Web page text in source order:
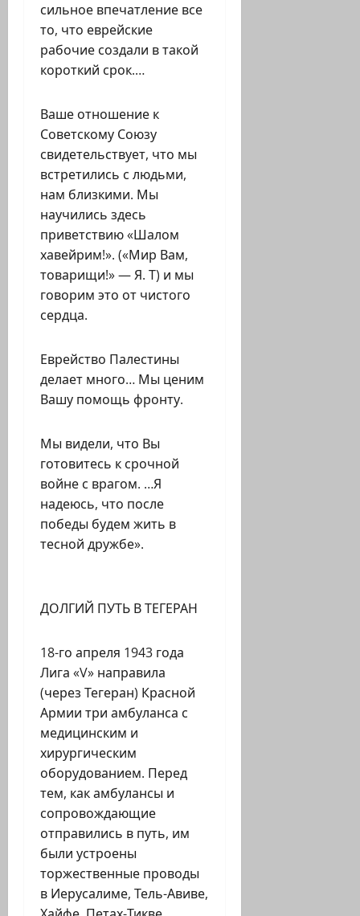
сильное впечатление все
то, что еврейские
рабочие создали в такой
короткий срок.…
Ваше отношение к
Советскому Союзу
свидетельствует, что мы
встретились с людьми,
нам близкими. Мы
научились здесь
приветствию «Шалом
хавейрим!». («Мир Вам,
товарищи!» — Я. Т) и мы
говорим это от чистого
сердца.
Еврейство Палестины
делает много… Мы ценим
Вашу помощь фронту.
Мы видели, что Вы
готовитесь к срочной
войне с врагом. …Я
надеюсь, что после
победы будем жить в
тесной дружбе».
ДОЛГИЙ ПУТЬ В ТЕГЕРАН
18-го апреля 1943 года
Лига «V» направила
(через Тегеран) Красной
Армии три амбуланса с
медицинским и
хирургическим
оборудованием. Перед
тем, как амбулансы и
сопровождающие
отправились в путь, им
были устроены
торжественные проводы
в Иерусалиме, Тель-Авиве,